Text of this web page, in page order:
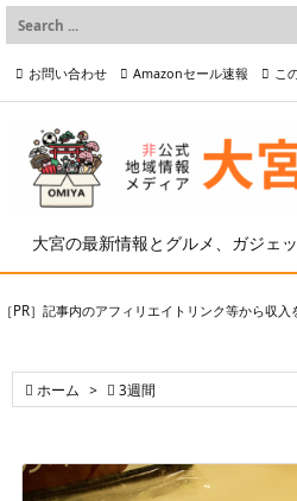
大宮の最新情報とグルメ、ガジェ
お問い合わせ Amazonセール速報 こ
プライバシーポリシー等
［PR］記事内のアフィリエイトリンク等から収
 ホーム >  3週間